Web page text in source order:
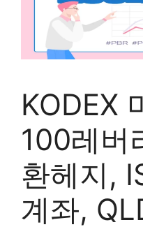
KODEX
100레버
환헤지,
계좌,